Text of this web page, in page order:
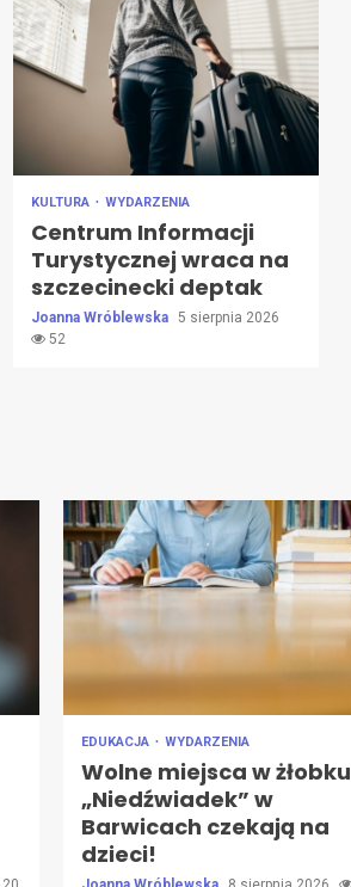
KULTURA WYDARZENIA
Centrum Informacji
Turystycznej wraca na
szczecinecki deptak
Joanna Wróblewska 5 sierpnia 2026
52
EDUKACJA WYDARZENIA
Wolne miejsca w żłobku
„Niedźwiadek” w
Barwicach czekają na
dzieci!